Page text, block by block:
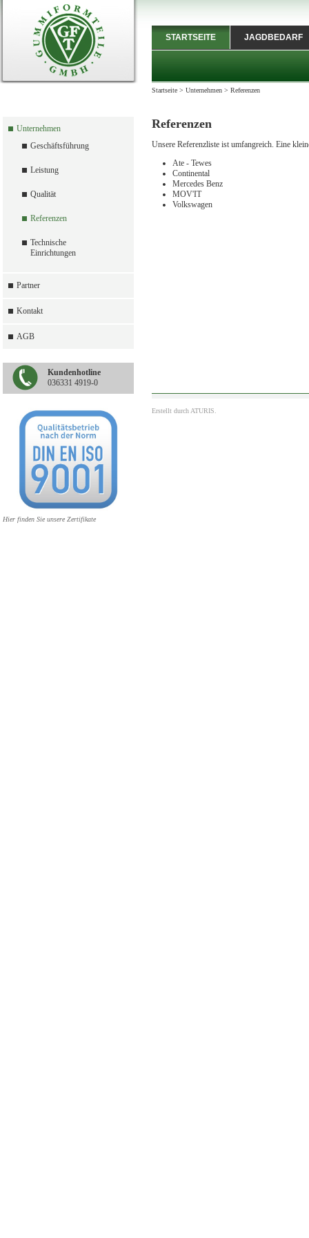
Unternehmen
Geschäftsführung
Leistung
Qualität
Referenzen
Technische
Einrichtungen
Partner
Kontakt
AGB
Kundenhotline
036331 4919-0
Hier finden Sie unsere Zertifikate
STARTSEITE JAGDBEDARF
Startseite > Unternehmen > Referenzen
Referenzen
Unsere Referenzliste ist umfangreich. Eine
Ate - Tewes
Continental
Mercedes Benz
MOV'IT
Volkswagen
Erstellt durch ATURIS.